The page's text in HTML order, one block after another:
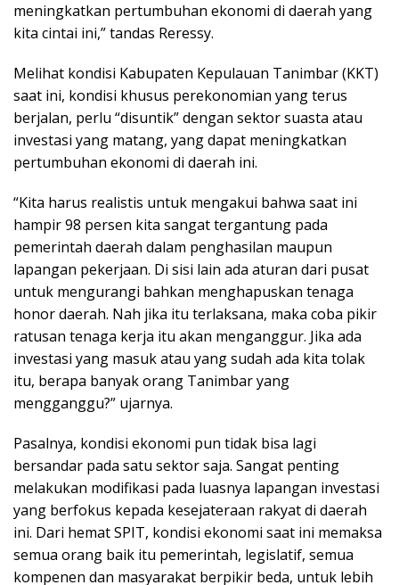
meningkatkan pertumbuhan ekonomi di daerah yang
kita cintai ini,” tandas Reressy.
Melihat kondisi Kabupaten Kepulauan Tanimbar (KKT)
saat ini, kondisi khusus perekonomian yang terus
berjalan, perlu “disuntik” dengan sektor suasta atau
investasi yang matang, yang dapat meningkatkan
pertumbuhan ekonomi di daerah ini.
“Kita harus realistis untuk mengakui bahwa saat ini
hampir 98 persen kita sangat tergantung pada
pemerintah daerah dalam penghasilan maupun
lapangan pekerjaan. Di sisi lain ada aturan dari pusat
untuk mengurangi bahkan menghapuskan tenaga
honor daerah. Nah jika itu terlaksana, maka coba pikir
ratusan tenaga kerja itu akan menganggur. Jika ada
investasi yang masuk atau yang sudah ada kita tolak
itu, berapa banyak orang Tanimbar yang
mengganggu?” ujarnya.
Pasalnya, kondisi ekonomi pun tidak bisa lagi
bersandar pada satu sektor saja. Sangat penting
melakukan modifikasi pada luasnya lapangan investasi
yang berfokus kepada kesejateraan rakyat di daerah
ini. Dari hemat SPIT, kondisi ekonomi saat ini memaksa
semua orang baik itu pemerintah, legislatif, semua
kompenen dan masyarakat berpikir beda, untuk lebih